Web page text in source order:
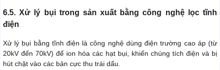
6.5. Xử lý bụi trong sản xuất bằng công nghệ lọc tĩnh
điện
Xử lý bụi bằng tĩnh điện là công nghệ dùng điện trường cao áp (từ
20kV đến 70kV) để ion hóa các hạt bụi, khiến chúng tích điện và bị
hút chặt vào các bản cực thu trái dấu.